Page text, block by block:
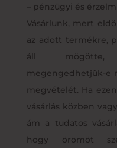
– pénzügyi és
Vásárlunk, mert
az adott termékre,
áll mögötte,
megengedhetjük-e
megvételét. Ha
vásárlás közben
ám a tudatos
hogy örömöt